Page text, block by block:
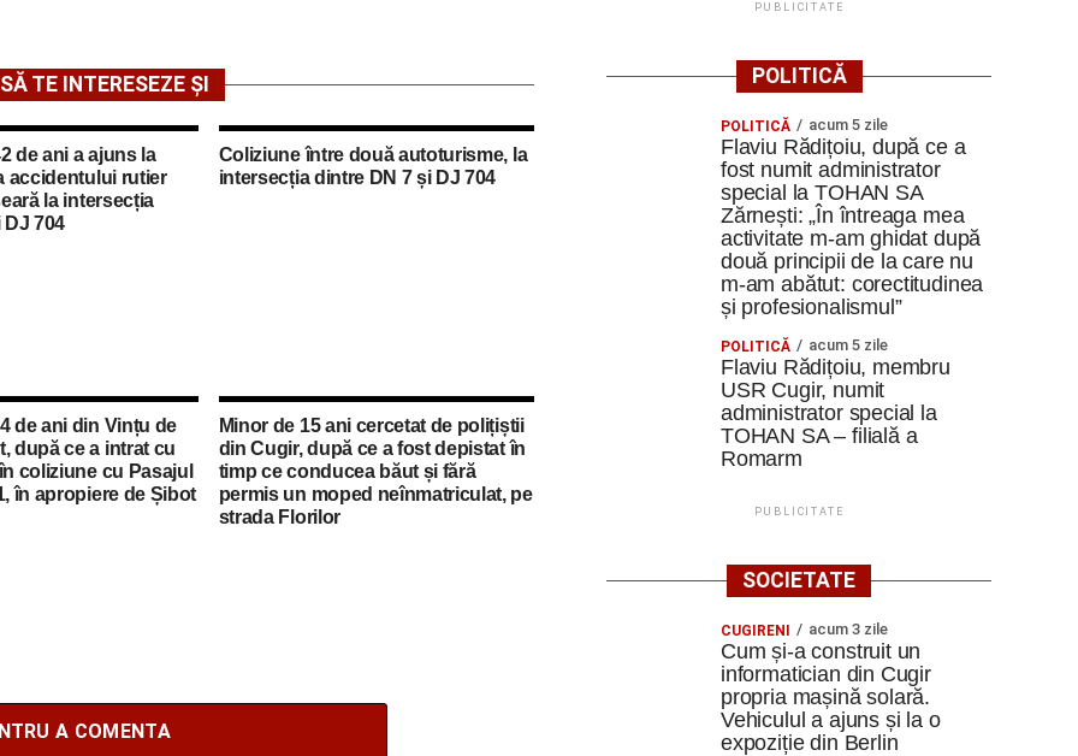
TE INTERESEZE ȘI
de ani a ajuns la
accidentului rutier
la intersecția
704
Coliziune între două autoturisme, la
intersecția dintre DN 7 și DJ 704
de ani din Vințu de
după ce a intrat cu
coliziune cu Pasajul
în apropiere de Șibot
Minor de 15 ani cercetat de polițiștii
din Cugir, după ce a fost depistat în
timp ce conducea băut și fără
permis un moped neînmatriculat, pe
strada Florilor
A COMENTA
PUBLICITATE
POLITICĂ
POLITICĂ acum 5 zile
Flaviu Rădițoiu, după ce a
fost numit administrator
special la TOHAN SA
Zărnești: „În întreaga mea
activitate m-am ghidat după
două principii de la care nu
m-am abătut: corectitudinea
și profesionalismul”
POLITICĂ acum 5 zile
Flaviu Rădițoiu, membru
USR Cugir, numit
administrator special la
TOHAN SA – filială a
Romarm
PUBLICITATE
SOCIETATE
CUGIRENI acum 3 zile
Cum și-a construit un
informatician din Cugir
propria mașină solară.
Vehiculul a ajuns și la o
expoziție din Berlin